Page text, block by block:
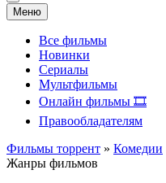
Меню
Все фильмы
Новинки
Сериалы
Мультфильмы
Онлайн фильмы 🎞️
Правообладателям
Фильмы торрент » Комедии
Жанры фильмов